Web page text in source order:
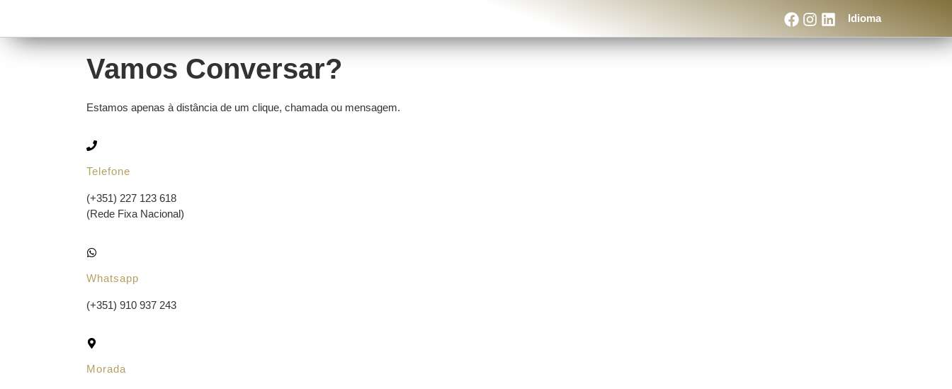
Idioma
Vamos Conversar?
Estamos apenas à distância de um clique, chamada ou mensagem.
Telefone
(+351) 227 123 618
(Rede Fixa Nacional)
Whatsapp
(+351) 910 937 243
Morada